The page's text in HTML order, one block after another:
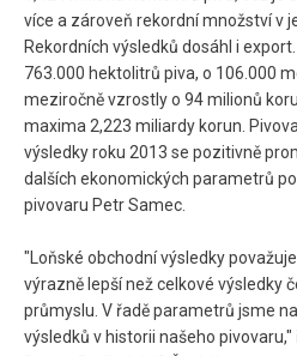
více a zároveň rekordní množství v
Rekordních výsledků dosáhl i
763.000 hektolitrů piva, o 106.000
meziročně vzrostly o 94 milionů
maxima 2,223 miliardy korun.
výsledky roku 2013 se pozitivně
dalších ekonomických parametrů
pivovaru Petr Samec.
"Loňské obchodní výsledky
výrazně lepší než celkové výsledky
průmyslu. V řadě parametrů jsme
výsledků v historii našeho